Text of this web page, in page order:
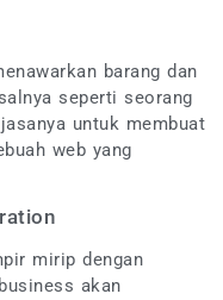
barang dan
seperti seorang
untuk membuat
web yang
mirip dengan
akan